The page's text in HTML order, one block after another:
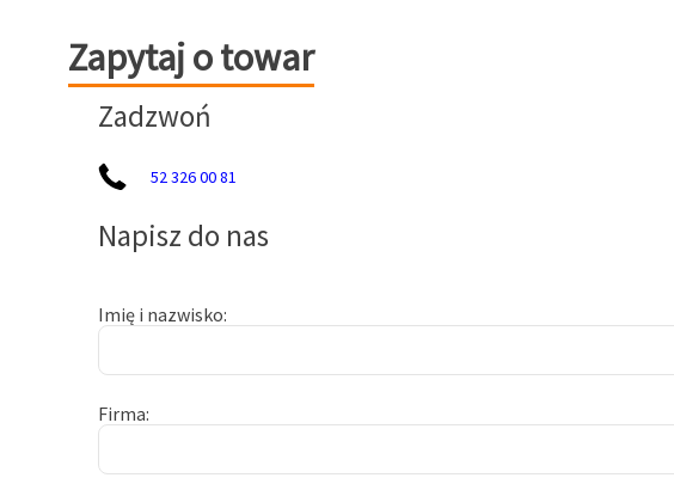
Zapytaj o towar
Zapytaj o towar
Zadzwoń
52 326 00 81
Napisz do nas
Imię i nazwisko
Firma